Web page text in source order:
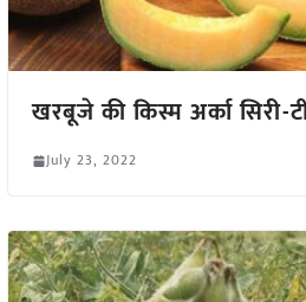
खरबूजे की किस्म अर्का
July 23, 2022